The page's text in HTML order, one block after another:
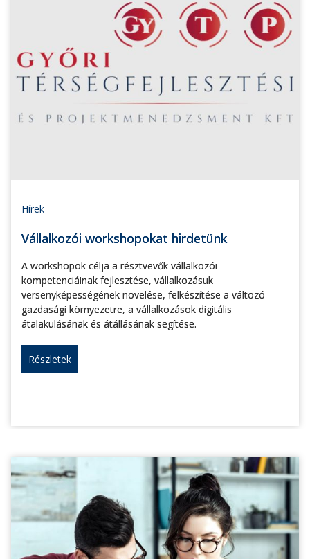
Hírek
Vállalkozói workshopokat hirdetünk
A workshopok célja a résztvevők vállalkozói
kompetenciáinak fejlesztése, vállalkozásuk
versenyképességének növelése, felkészítése a változó
gazdasági környezetre, a vállalkozások digitális
átalakulásának és átállásának segítése.
Részletek